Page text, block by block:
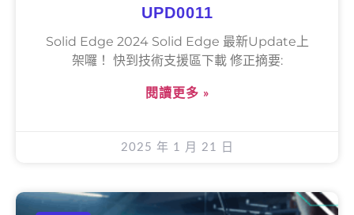
UPD0011
Solid Edge 2024 Solid Edge 最新Update上
架囉！ 快到技術支援區下載 修正摘要:
閱讀更多 »
2025 年 1 月 21 日